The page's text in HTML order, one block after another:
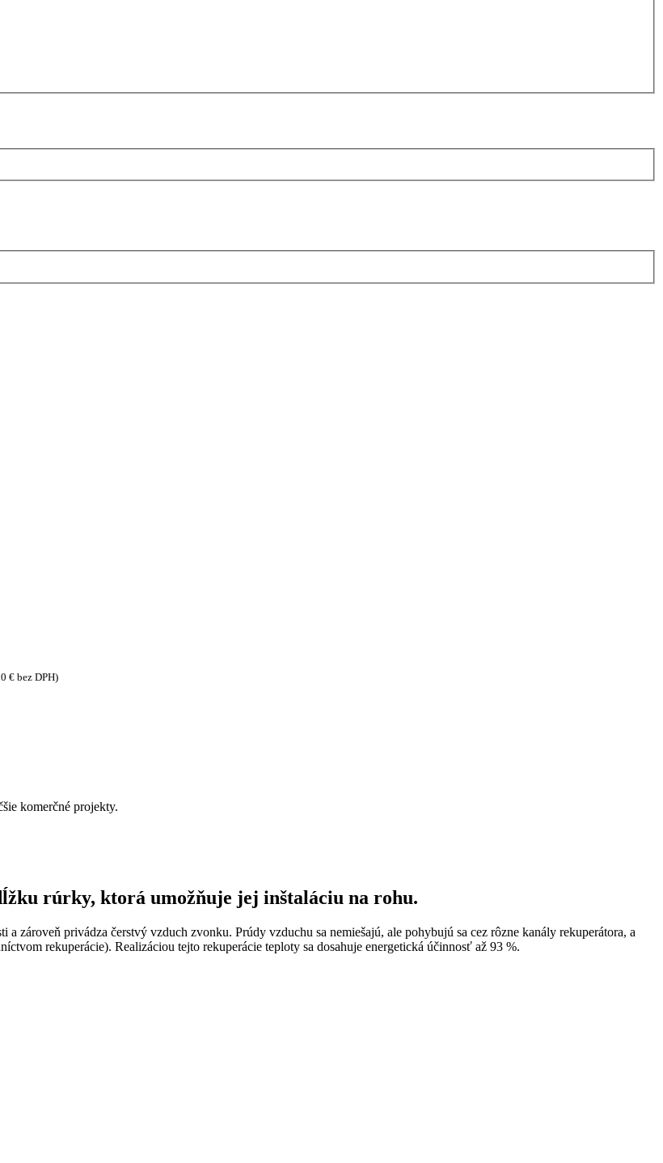
€ bez DPH)
komerčné projekty.
rúrky, ktorá umožňuje jej inštaláciu na rohu.
zároveň privádza čerstvý vzduch zvonku. Prúdy vzduchu sa nemiešajú, ale pohybujú sa cez rôzne kanály rekuperátora, a
rekuperácie). Realizáciou tejto rekuperácie teploty sa dosahuje energetická účinnosť až 93 %.